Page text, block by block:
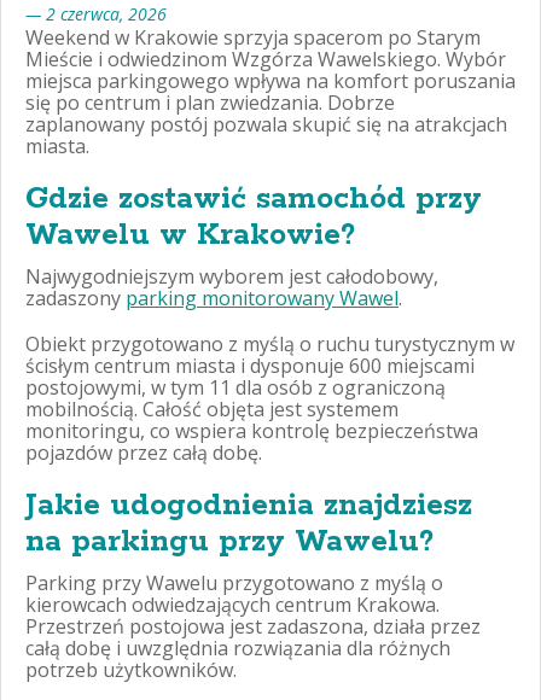
— 2 czerwca, 2026
Weekend w Krakowie sprzyja spacerom po Starym
Mieście i odwiedzinom Wzgórza Wawelskiego. Wybór
miejsca parkingowego wpływa na komfort poruszania
się po centrum i plan zwiedzania. Dobrze
zaplanowany postój pozwala skupić się na atrakcjach
miasta.
Gdzie zostawić samochód przy
Wawelu w Krakowie?
Najwygodniejszym wyborem jest całodobowy,
zadaszony parking monitorowany Wawel.
Obiekt przygotowano z myślą o ruchu turystycznym w
ścisłym centrum miasta i dysponuje 600 miejscami
postojowymi, w tym 11 dla osób z ograniczoną
mobilnością. Całość objęta jest systemem
monitoringu, co wspiera kontrolę bezpieczeństwa
pojazdów przez całą dobę.
Jakie udogodnienia znajdziesz
na parkingu przy Wawelu?
Parking przy Wawelu przygotowano z myślą o
kierowcach odwiedzających centrum Krakowa.
Przestrzeń postojowa jest zadaszona, działa przez
całą dobę i uwzględnia rozwiązania dla różnych
potrzeb użytkowników.